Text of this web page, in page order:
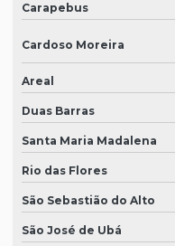
Carapebus
Cardoso Moreira
Areal
Duas Barras
Santa Maria Madalena
Rio das Flores
São Sebastião do Alto
São José de Ubá